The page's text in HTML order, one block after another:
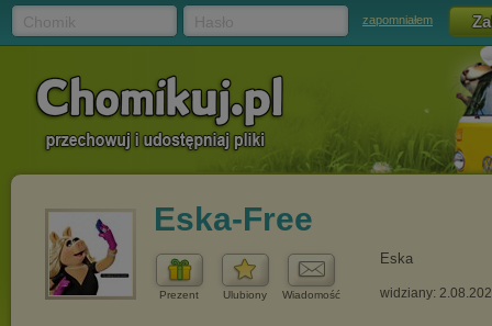
zapomniałem
Eska-Free
Prezent Ulubiony Wiadomość
Eska
widziany: